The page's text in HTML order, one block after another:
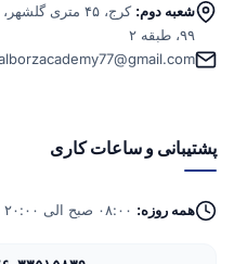
شعبه دوم:
کرج، ۴۵ متری
۹۹، طبقه ۲
پشتیبانی و ساعات کاری
همه روزه: